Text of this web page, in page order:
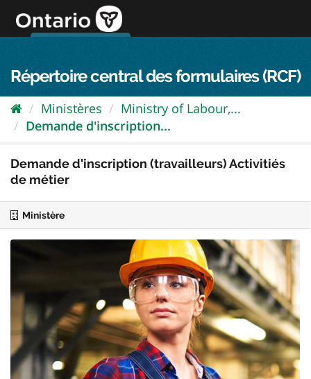
directement
au
Répertoire central des formulaires (RCF)
Ministères
Ministry of Labour,...
Demande d'inscription...
Demande d'inscription (travailleurs) Activitiés
de métier
Ministère